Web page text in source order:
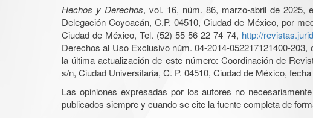
Hechos y Derechos, vol. 16, núm. 86, marzo-abril de 2025,
Delegación Coyoacán, C.P. 04510, Ciudad de México, por
Ciudad de México, Tel. (52) 55 56 22 74 74, http://
Derechos al Uso Exclusivo núm. 04-2014-052217121400-
la última actualización de este número: Coordinación de
s/n, Ciudad Universitaria, C. P. 04510, Ciudad de México,
Las opiniones expresadas por los autores no
publicados siempre y cuando se cite la fuente completa de